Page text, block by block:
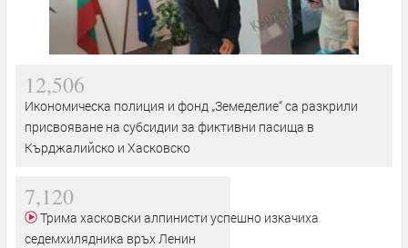
12,506
Икономическа полиция и фонд „Земеделие“ са разкрили
присвояване на субсидии за фиктивни пасища в
Кърджалийско и Хасковско
7,120
седемхилядника връх Ленин